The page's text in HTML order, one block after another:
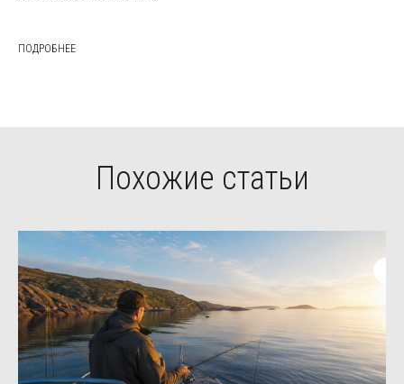
ПОДРОБНЕЕ
Похожие статьи